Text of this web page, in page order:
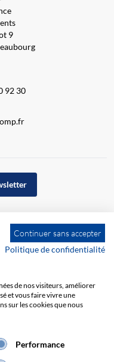
9
92 30
Continuer sans accepter
Politique de confidentialité
de nos visiteurs, améliorer
et vous faire vivre une
sur les cookies que nous
Performance